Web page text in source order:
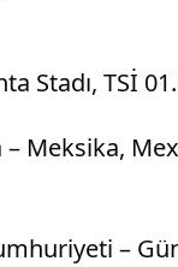
Stadı, TSİ
– Meksika,
–